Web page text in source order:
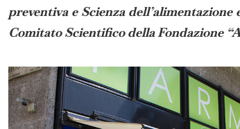
preventiva e Scienza
Comitato Scientifico della Fondazione